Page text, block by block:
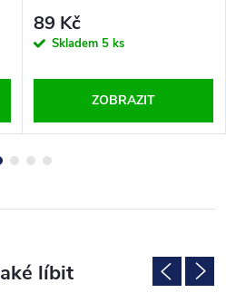
89 Kč
Skladem 5 ks
ZOBRAZIT